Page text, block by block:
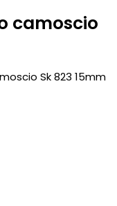
camoscio
Sk 823 15mm